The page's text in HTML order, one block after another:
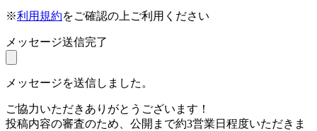
※利用規約をご確認の上ご利用ください
メッセージ送信完了
メッセージを送信しました。
ご協力いただきありがとうございます！
投稿内容の審査のため、公開まで約3営業日程度いただきま